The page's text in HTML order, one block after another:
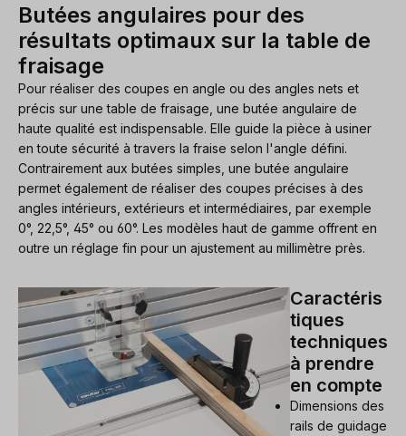
Butées angulaires pour des
résultats optimaux sur la table de
fraisage
Pour réaliser des coupes en angle ou des angles nets et
précis sur une table de fraisage, une butée angulaire de
haute qualité est indispensable. Elle guide la pièce à usiner
en toute sécurité à travers la fraise selon l'angle défini.
Contrairement aux butées simples, une butée angulaire
permet également de réaliser des coupes précises à des
angles intérieurs, extérieurs et intermédiaires, par exemple
0°, 22,5°, 45° ou 60°. Les modèles haut de gamme offrent en
outre un réglage fin pour un ajustement au millimètre près.
Caractéris
tiques
techniques
à prendre
en compte
Dimensions des
rails de guidage